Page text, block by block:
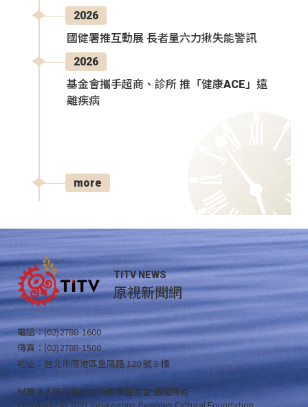
2026
國健署推互動展 長者量六力揪失能警訊
2026
基金會攜手超商、診所 推「健康ACE」遠
離疾病
more
TITV NEWS
原視新聞網
電話：(02)2788-1600
傳真：(02)2788-1500
地址：台北市南港區重陽路 120 號 5 樓
財團法人原住民族文化事業基金會 版權所有